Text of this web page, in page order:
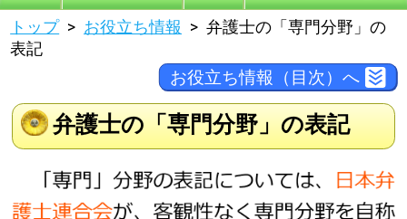
トップ お役立ち情報
弁護士の「専門分野」の
表記
お役立ち情報（目次）へ
弁護士の「専門分野」の表記